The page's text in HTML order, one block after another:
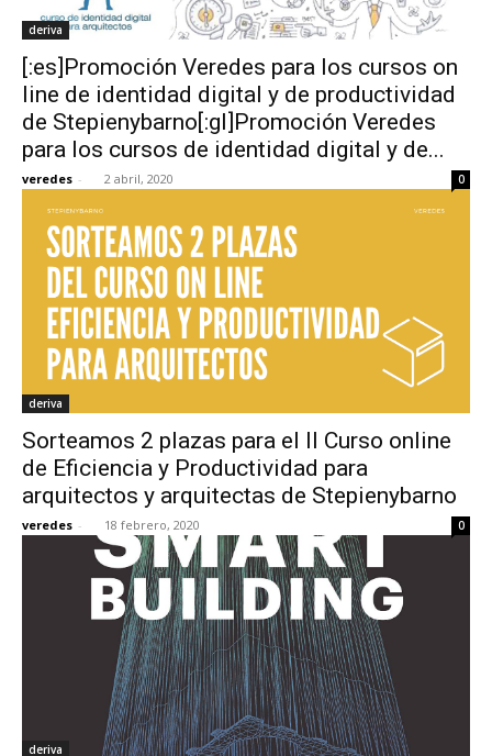
deriva
[:es]Promoción Veredes para los cursos on
line de identidad digital y de productividad
de Stepienybarno[:gl]Promoción Veredes
para los cursos de identidad digital y de...
veredes - 2 abril, 2020 0
deriva
Sorteamos 2 plazas para el II Curso online
de Eficiencia y Productividad para
arquitectos y arquitectas de Stepienybarno
veredes - 18 febrero, 2020 0
deriva